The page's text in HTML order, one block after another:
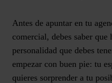
Antes de apuntar en tu
comercial, debes saber
personalidad que debes
empezar con buen pie: tu
quieres sorprender a tu